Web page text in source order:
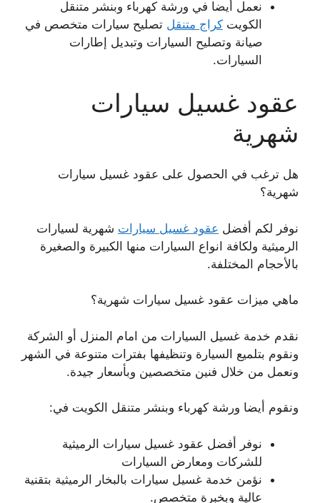
نعمل أيضا في ورشة كهرباء وبنشر متنقل
الكويت كراج متنقل تصليح سيارات متخصص في
صيانة وتصليح السيارات وتبديل إطارات
السيارات.
عقود غسيل سيارات
شهرية
هل ترغب في الحصول على عقود غسيل سيارات
شهرية؟
نوفر لكم أفضل عقود غسيل سيارات شهرية لسيارات
الرميثية ولكافة انواع السيارات منها الكبيرة والصغيرة
بالأحجام المختلفة.
ماهي ميزات عقود غسيل سيارات شهرية؟
نقدم خدمة غسيل السيارات من امام المنزل أو الشركة
ونقوم بتلميع السيارة وتنظيفها بفترات متنوعة في الشهر
ونعمل من خلال فنين متخصصين وبأسعار جيدة.
ونقوم أيضا ورشة كهرباء وبنشر متنقل الكويت في:
نوفر أفضل عقود غسيل سيارات الرميثية
للشركات ومعارض السيارات
نؤمن خدمة غسيل سيارات بالبخار الرميثية بتقنية
عالية وبخبرة متخصص.